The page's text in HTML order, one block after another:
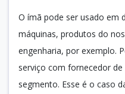
O ímã pode ser usado em
máquinas, produtos do
engenharia, por exemplo.
serviço com fornecedor
segmento. Esse é o caso